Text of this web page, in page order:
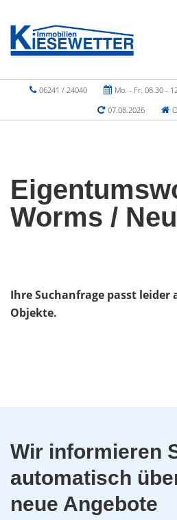
06241 / 24040
Mo. - Fr. 08.30 -
07.08.2026
Worms /
Ihre Suchanfrage passt leider
Objekte.
Wir informieren
automatisch
neue Angebote